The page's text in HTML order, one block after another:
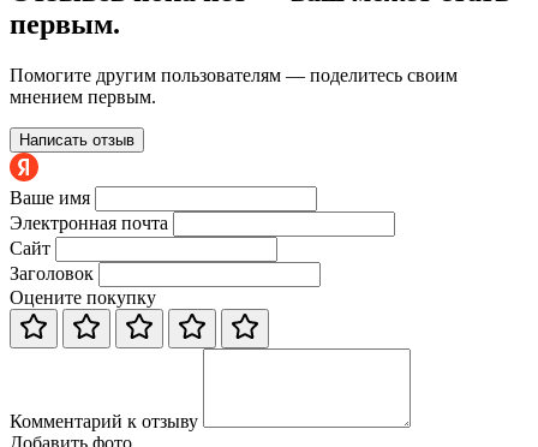
первым.
Помогите другим пользователям — поделитесь своим
мнением первым.
Написать отзыв
Ваше имя
Электронная почта
Сайт
Заголовок
Оцените покупку
Комментарий к отзыву